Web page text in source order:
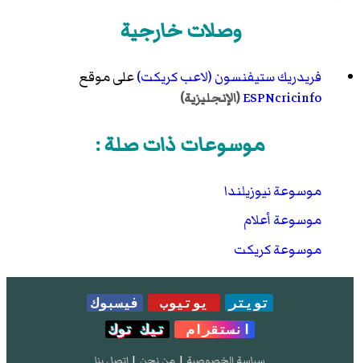
وصلات خارجية
فريدريك ستيفنسون (لاعب كريكت)على موقع
ESPNcricinfo(الإنجليزية)
موسوعات ذات صلة :
موسوعة نيوزيلندا
موسوعة أعلام
موسوعة كريكت
تويتر يوتيوب
فيسبوك
انستقرام
تيك توك